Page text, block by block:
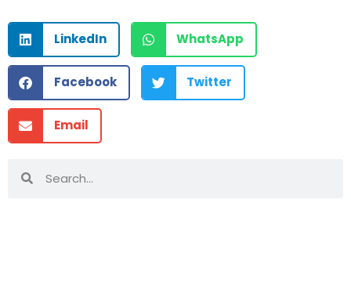
LinkedIn WhatsApp
Facebook Twitter
Email